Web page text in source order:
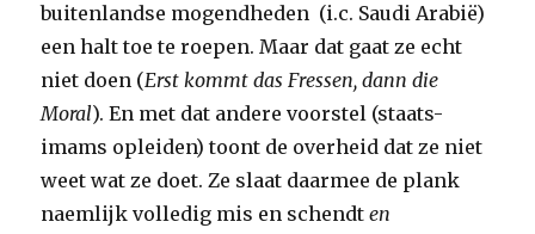
buitenlandse mogendheden (i.c. Saudi Arabië)
een halt toe te roepen. Maar dat gaat ze echt
niet doen (Erst kommt das Fressen, dann die
Moral). En met dat andere voorstel (staats-
imams opleiden) toont de overheid dat ze niet
weet wat ze doet. Ze slaat daarmee de plank
naemlijk volledig mis en schendten